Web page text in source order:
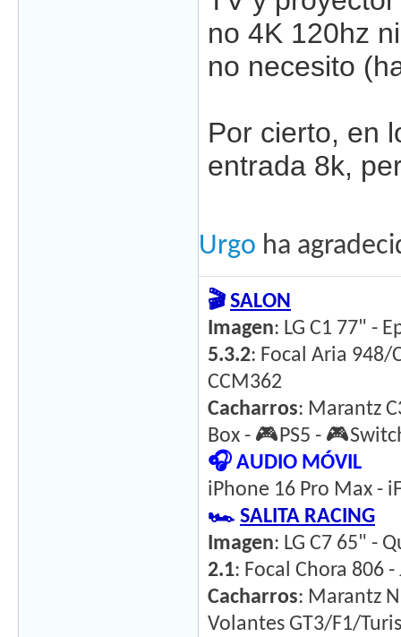
no 4K 120hz
no necesito
Por cierto, en
entrada 8k,
Urgo ha
🎬 SALON
Imagen: LG C1 77" -
5.3.2: Focal Aria 948/
CCM362
Cacharros: Marantz
Box - 🎮PS5 -
🎧 AUDIO MÓVIL
iPhone 16 Pro Max -
🏎️ SALITA RACING
Imagen: LG C7 65" -
2.1: Focal Chora 806 -
Cacharros: Marantz
Volantes GT3/F1/